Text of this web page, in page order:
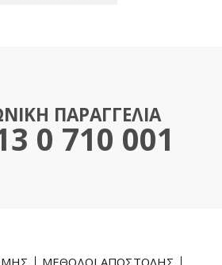
ΠΑΡΑΓΓΕΛΙΑ
0 710 001